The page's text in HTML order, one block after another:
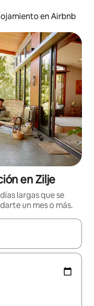
en Airbnb
en Zilje
largas que se
un mes o más.
navegá con las